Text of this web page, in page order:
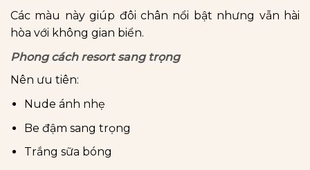
Các màu này giúp đôi chân nổi bật nhưng vẫn hài
hòa với không gian biển.
Phong cách resort sang trọng
Nên ưu tiên:
Nude ánh nhẹ
Be đậm sang trọng
Trắng sữa bóng